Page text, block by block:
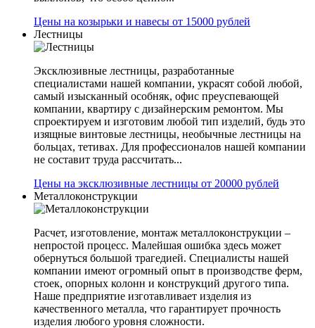
Цены на козырьки и навесы от 15000 рублей
Лестницы
Эксклюзивные лестницы, разработанные
специалистами нашей компании, украсят собой любой,
самый изысканный особняк, офис преуспевающей
компании, квартиру с дизайнерским ремонтом. Мы
спроектируем и изготовим любой тип изделий, будь это
изящные винтовые лестницы, необычные лестницы на
больцах, тетивах. Для профессионалов нашей компании
не составит труда рассчитать...
Цены на эксклюзивные лестницы от 20000 рублей
Металлоконструкции
Расчет, изготовление, монтаж металлоконструкции –
непростой процесс. Малейшая ошибка здесь может
обернуться большой трагедией. Специалисты нашей
компании имеют огромный опыт в производстве ферм,
стоек, опорных колонн и конструкций другого типа.
Наше предприятие изготавливает изделия из
качественного металла, что гарантирует прочность
изделия любого уровня сложности.